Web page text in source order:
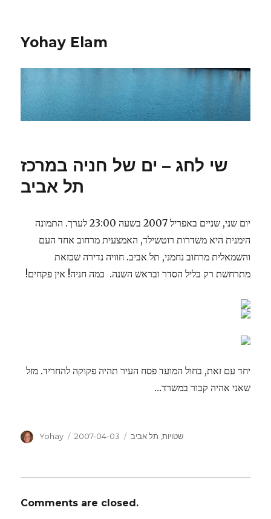
Yohay Elam
שי לחג – ים של חניה במרכז
תל אביב
יום שני, שניים באפריל 2007 בשעה 23:00 לערך. התמונה
הימנית היא משדרות רוטשילד, האמצעית מרחוב אחד העם
והשמאלית מרחוב נחמני, תל אביב. חוויה נדירה שכזאת
מתרחשת רק בליל הסדר ובראש השנה. כמה חניה! אין פקחים!
יחד עם זאת, בחול המועד פסח העיר תהיה פקוקה להחריד. מזל
שאני אהיה קבור במשרד…
Author
Yohay
Posted
2007-04-03 Categories
שטויות, תל אביב
Comments are closed.